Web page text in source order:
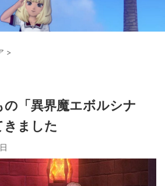
>
「異界魔エボルシナ
きました